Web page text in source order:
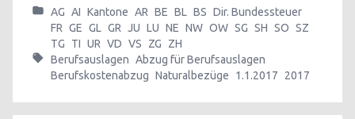
AG AI Kantone AR BE BL BS Dir. Bundessteuer
FR GE GL GR JU LU NE NW OW SG SH SO SZ
TG
TI UR VD VS ZG
ZH
Berufsauslagen Abzug für Berufsauslagen
Berufskostenabzug Naturalbezüge 1.1.2017 2017